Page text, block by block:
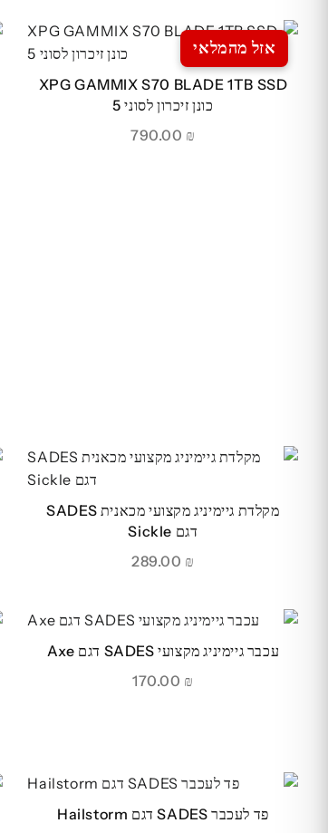
אזל מהמלאי
XPG GAMMIX S70 BLADE 1TB SSD
כונן זיכרון לסוני 5
₪
מקלדת גיימיניג מקצועי מכאנית SADES
דגם Sickle
₪
עכבר גיימיניג מקצועי SADES דגם Axe
₪
פד לעכבר SADES דגם Hailstorm